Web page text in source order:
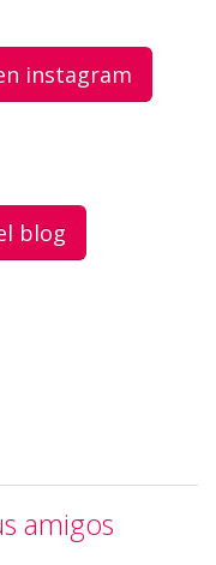
instagram
blog
amigos